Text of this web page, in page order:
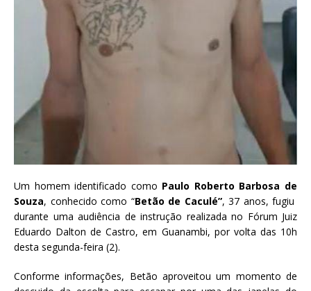
Um homem identificado como Paulo Roberto Barbosa de
Souza, conhecido como “Betão de Caculé”, 37 anos, fugiu
durante uma audiência de instrução realizada no Fórum Juiz
Eduardo Dalton de Castro, em Guanambi, por volta das 10h
desta segunda-feira (2).
Conforme informações, Betão aproveitou um momento de